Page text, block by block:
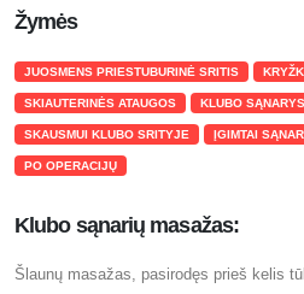
Žymės
JUOSMENS PRIESTUBURINĖ SRITIS
SKIAUTERINĖS ATAUGOS KLUBO SĄNARYS
SKAUSMUI KLUBO SRITYJE ĮGIMTAI
PO OPERACIJŲ
Klubo sąnarių masažas:
Šlaunų masažas, pasirodęs prieš kelis